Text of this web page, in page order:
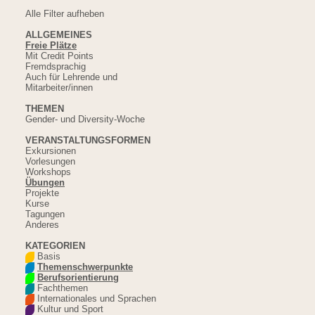
Alle Filter aufheben
ALLGEMEINES
Freie Plätze
Mit Credit Points
Fremdsprachig
Auch für Lehrende und
Mitarbeiter/innen
THEMEN
Gender- und Diversity-Woche
VERANSTALTUNGSFORMEN
Exkursionen
Vorlesungen
Workshops
Übungen
Projekte
Kurse
Tagungen
Anderes
KATEGORIEN
Basis
Themenschwerpunkte
Berufsorientierung
Fachthemen
Internationales und Sprachen
Kultur und Sport